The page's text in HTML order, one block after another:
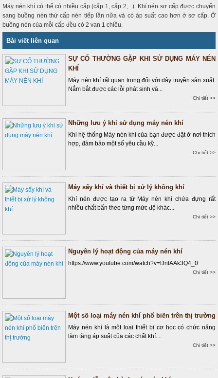
Máy nén khí có thể có nhiều cấp (cấp 1, cấp 2,...). Khí nén sơ cấp được chuyển
sang buồng nén thứ cấp nén tiếp lần nữa và có áp suất cao hơn ở sơ cấp. Ở
buồng nén của mỗi cấp đều có 2 van 1 chiều.
Bài viết liên quan
SỰ CỐ THƯỜNG GẶP KHI SỬ DỤNG MÁY NÉN
KHÍ
Máy nén khí rất quan trọng đối với dây truyền sản xuất.
Nắm bắt được các lỗi phát sinh và...
Chi tiết >>
Những lưu ý khi sử dụng máy nén khí
Khi hệ thống Máy nén khí của bạn được đặt ở nơi thích
hợp, đảm bảo một số yêu cầu kỹ...
Chi tiết >>
Máy sấy khí và thiết bị xử lý không khí
Khí nén được tạo ra từ Máy nén khí chứa đựng rất
nhiều chất bẩn theo từng mức độ khác...
Chi tiết >>
Nguyên lý hoạt động của máy nén khí
https://www.youtube.com/watch?v=DnIAAk3Q4_0
Chi tiết >>
Một số loại máy nén khí phổ biến trên thị trường
Máy nén khí là một loại thiết bị cơ học có chức năng
làm tăng áp suất của các chất khí....
Chi tiết >>